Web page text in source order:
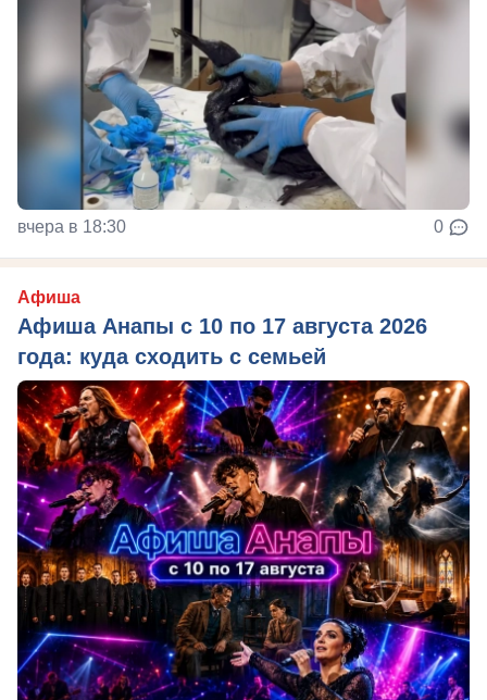
вчера в 18:30 0
Афиша
Афиша Анапы с 10 по 17 августа 2026
года: куда сходить с семьей